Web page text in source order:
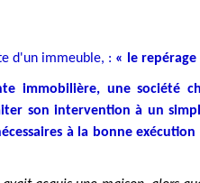
d'un immeuble, : « le
immobilière, une société
son intervention à un
à la bonne exécution